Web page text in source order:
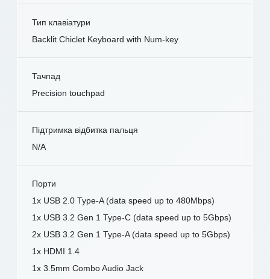
Тип клавіатури
Backlit Chiclet Keyboard with Num-key
Тачпад
Precision touchpad
Підтримка відбитка пальця
N/A
Порти
1x USB 2.0 Type-A (data speed up to 480Mbps)
1x USB 3.2 Gen 1 Type-C (data speed up to 5Gbps)
2x USB 3.2 Gen 1 Type-A (data speed up to 5Gbps)
1x HDMI 1.4
1x 3.5mm Combo Audio Jack